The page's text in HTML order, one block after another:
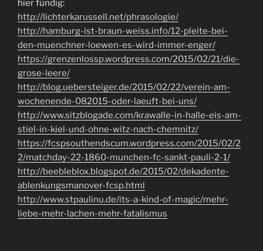
hier fündig:
http://lichterkarussell.net/phrasologie/
http://hamburg-ist-braun-weiss.info/12-pleite-bei-
den-muenchner-loewen-es-wird-immer-enger/
https://grenzenlossp.wordpress.com/2015/02/21/die-
grose-leere/
http://blog.uebersteiger.de/2015/02/22/verein-am-
wochenende-082015-oder-laeuft-bei-uns/
http://www.sitzblogade.com/krawalle-in-halle-eis-am-
stiel-in-kiel-und-ohne-witz-nach-chemnitz/
https://fcspsouthendscum.wordpress.com/2015/02/2
2/matchday-22-1860-munchen-fc-sankt-pauli-2-1/
http://beebleblox.blogspot.de/2015/02/dekadente-
ablenkungsmanover-fcsp.html
http://www.stpaulinu.de/its-a-kind-of-magic/mehr-
liebe-mehr-lachen-mehr-fatalismus